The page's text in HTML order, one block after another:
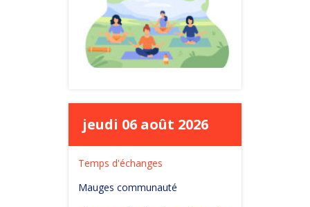
jeudi 06 août 2026
Temps d'échanges
Mauges communauté